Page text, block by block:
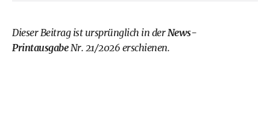
Dieser Beitrag ist ursprünglich in derNews-
PrintausgabeNr. 21/2026 erschienen.